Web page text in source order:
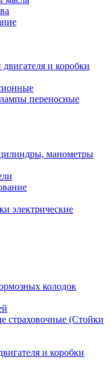
и коробки
переносные
манометры
электрические
колодок
страховочные (Стойки
и коробки